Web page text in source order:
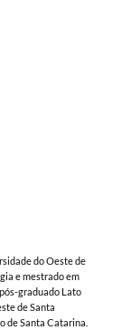
do Oeste de
e mestrado em
graduado Lato
de Santa
de Santa Catarina.